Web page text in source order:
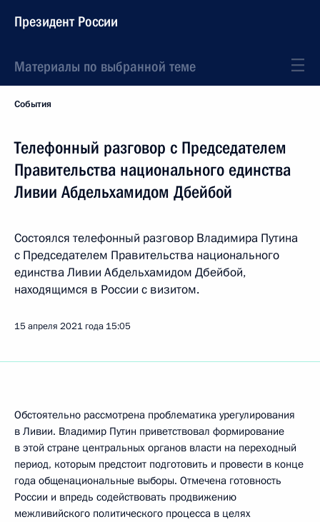
Президент России
Материалы по выбранной теме
События
Телефонный разговор с Председателем
Правительства национального единства
Ливии Абдельхамидом Дбейбой
Состоялся телефонный разговор Владимира Путина
с Председателем Правительства национального
единства Ливии Абдельхамидом Дбейбой,
находящимся в России с визитом.
15 апреля 2021 года 15:05
Обстоятельно рассмотрена проблематика урегулирования
в Ливии. Владимир Путин приветствовал формирование
в этой стране центральных органов власти на переходный
период, которым предстоит подготовить и провести в конце
года общенациональные выборы. Отмечена готовность
России и впредь содействовать продвижению
межливийского политического процесса в целях